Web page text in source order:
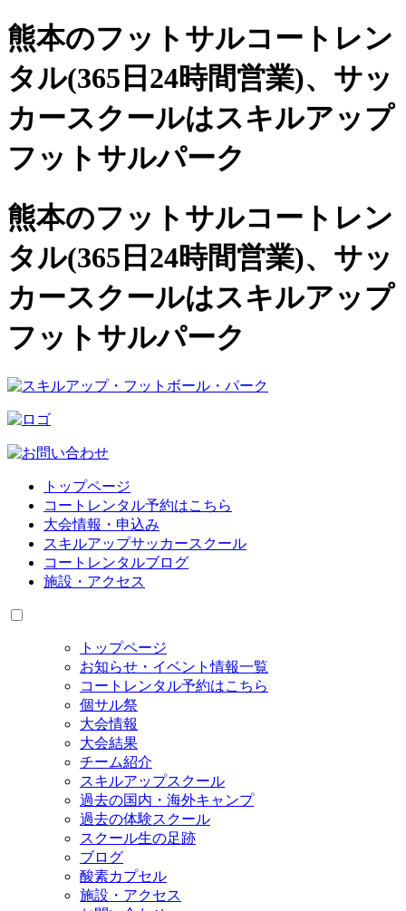
熊本のフットサルコートレン
タル(365日24時間営業)、 サッ
カースクールはスキルアップ
フットサルパーク
熊本のフットサルコートレン
タル(365日24時間営業)、サッ
カースクールはスキルアップ
フットサルパーク
トップページ
コートレンタル予約はこちら
大会情報・申込み
スキルアップサッカースクール
コートレンタルブログ
施設・アクセス
トップページ
お知らせ・イベント情報一覧
コートレンタル予約はこちら
個サル祭
大会情報
大会結果
チーム紹介
スキルアップスクール
過去の国内・海外キャンプ
過去の体験スクール
スクール生の足跡
ブログ
酸素カプセル
施設・アクセス